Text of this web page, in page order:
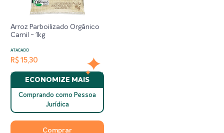
Arroz Parboilizado Orgânico
Camil - 1kg
ATACADO
R$ 15,30
ECONOMIZE MAIS
Comprando como Pessoa
Jurídica
Comprar